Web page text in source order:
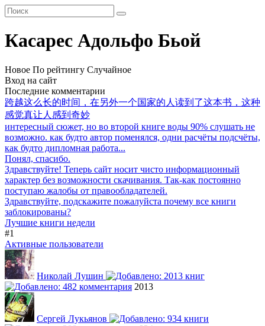
Касареc Адольфо Бьой
Новое По рейтингу Случайное
Вход на сайт
Последние комментарии
跨越这么长的时间，在另外一个国家的人读到了这本书，这种
感觉真让人感到奇妙
интересный сюжет, но во второй книге воды 90% слушать не
возможно. как будто автор поменялся, одни расчёты подсчёты,
как будто дипломная работа...
Понял, спасибо.
Здравствуйте! Теперь сайт носит чисто информационный
характер без возможности скачивания. Так-как постоянно
поступаю жалобы от правообладателей.
Здравствуйте, подскажите пожалуйста почему все книги
заблокированы?
Лучшие книги недели
#1
Активные пользователи
Николай Лушин
2013
Сергей Лукьянов